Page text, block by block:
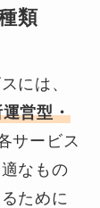
類
には、
営型・
サービス
なもの
ために